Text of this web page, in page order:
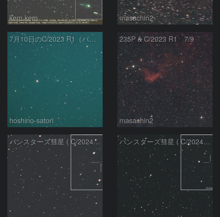
kem.kem masachin2
7月10日のC/2023 R1（パンスターズ彗星）
hoshino-satori
235P & C/2023 R1 7/9
masachin2
パンスターズ彗星 ( C/2024R4 )：2026/06/28 パンスターズ彗星 ( C/2024G4 )の予報位置：2026/06/23